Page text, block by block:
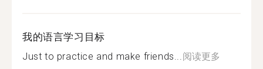
我的语言学习目标
Just to practice and make friends...阅读更多